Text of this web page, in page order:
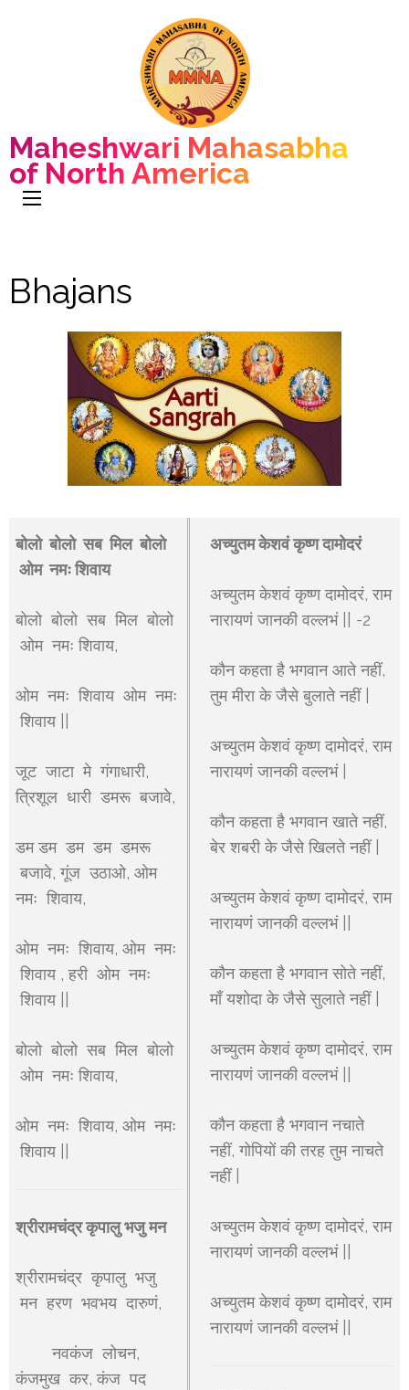
Maheshwari Mahasabha
of North America
Bhajans
बोलो बोलो सब मिल बोलो
ओम नमः शिवाय
बोलो बोलो सब मिल बोलो
ओम नमः शिवाय,
ओम नमः शिवाय ओम नमः
शिवाय ||
जूट जाटा मे गंगाधारी,
त्रिशूल धारी डमरू बजावे,
डम डम डम डम डमरू
बजावे, गूंज उठाओ, ओम
नमः शिवाय,
ओम नमः शिवाय, ओम नमः
शिवाय , हरी ओम नमः
शिवाय ||
बोलो बोलो सब मिल बोलो
ओम नमः शिवाय,
ओम नमः शिवाय, ओम नमः
शिवाय ||
श्रीरामचंद्र कृपालु भजु मन
श्रीरामचंद्र कृपालु भजु
मन हरण भवभय दारुणं,
नवकंज लोचन,
कंजमुख कर, कंज पद
अच्युतम केशवं कृष्ण दामोदरं
अच्युतम केशवं कृष्ण दामोदरं, राम
नारायणं जानकी वल्लभं || -2
कौन कहता है भगवान आते नहीं,
तुम मीरा के जैसे बुलाते नहीं |
अच्युतम केशवं कृष्ण दामोदरं, राम
नारायणं जानकी वल्लभं |
कौन कहता है भगवान खाते नहीं,
बेर शबरी के जैसे खिलते नहीं |
अच्युतम केशवं कृष्ण दामोदरं, राम
नारायणं जानकी वल्लभं ||
कौन कहता है भगवान सोते नहीं,
माँ यशोदा के जैसे सुलाते नहीं |
अच्युतम केशवं कृष्ण दामोदरं, राम
नारायणं जानकी वल्लभं ||
कौन कहता है भगवान नचाते
नहीं, गोपियों की तरह तुम नाचते
नहीं |
अच्युतम केशवं कृष्ण दामोदरं, राम
नारायणं जानकी वल्लभं ||
अच्युतम केशवं कृष्ण दामोदरं, राम
नारायणं जानकी वल्लभं ||